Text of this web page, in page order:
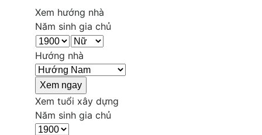
Xem hướng nhà
Năm sinh gia chủ
Hướng nhà
Xem tuổi xây dựng
Năm sinh gia chủ